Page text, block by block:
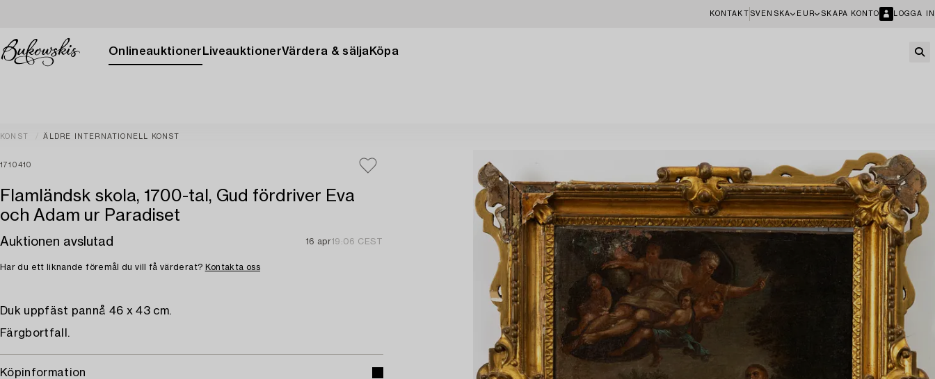
KONTAKT SVENSKA EUR SKAPA KONTO LOGGA IN
Onlineauktioner LiveauktionerVärdera & sälja Köpa
KONST ÄLDRE INTERNATIONELL KONST
1710410
Flamländsk skola, 1700-tal, Gud fördriver Eva
och Adam ur Paradiset
Auktionen avslutad 16 apr19:06 CEST
Har du ett liknande föremål du vill få värderat? Kontakta oss
Duk uppfäst pannå 46 x 43 cm.
Färgbortfall.
Köpinformation